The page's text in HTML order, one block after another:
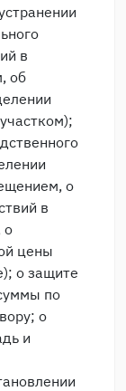
в
об
о
в
о
цены
о защите
по
о
и